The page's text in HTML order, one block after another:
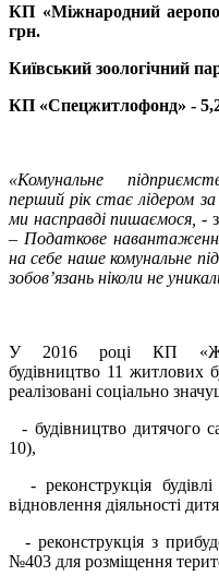
КП «Міжнародний
грн.
Київський зоологічний
КП «Спецжитлофонд» -
«Комунальне
перший рік стає лідером
ми насправді пишаємося, -
– Податкове навантаження
на себе наше комунальне
зобов’язань ніколи не
У 2016 році КП
будівництво 11 житлових
реалізовані соціально
- будівництво дитячого
10),
- реконструкція
відновлення діяльності
- реконструкція з
№403 для розміщення